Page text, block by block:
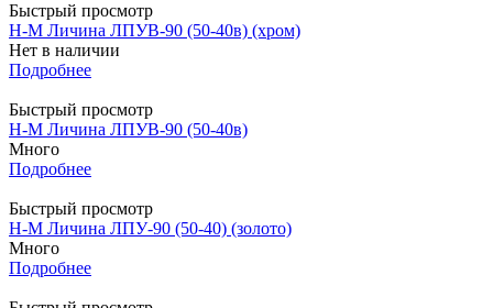
Быстрый просмотр
Н-М Личина ЛПУВ-90 (50-40в) (хром)
Нет в наличии
Подробнее
Быстрый просмотр
Н-М Личина ЛПУВ-90 (50-40в)
Много
Подробнее
Быстрый просмотр
Н-М Личина ЛПУ-90 (50-40) (золото)
Много
Подробнее